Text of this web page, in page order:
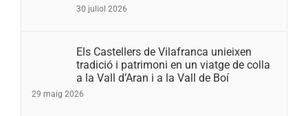
30 juliol 2026
Els Castellers de Vilafranca unieixen
tradició i patrimoni en un viatge de colla
a la Vall d’Aran i a la Vall de Boí
29 maig 2026